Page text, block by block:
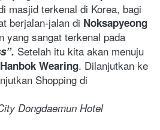
masjid terkenal di Korea, bagi
berjalan-jalan di Noksapyeong
yang sangat terkenal pada
Wearing
Dongdaemun Hotel